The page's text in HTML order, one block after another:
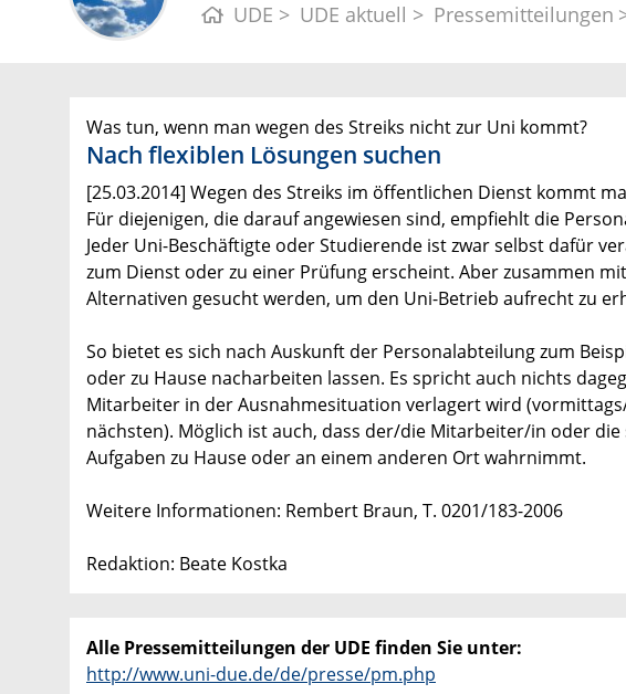
UDE UDE aktuell Pressemitteilungen
Was tun, wenn man wegen des Streiks nicht zur Uni kommt?
Nach flexiblen Lösungen suchen
[25.03.2014] Wegen des Streiks im öffentlichen Dienst kommt
Für diejenigen, die darauf angewiesen sind, empfiehlt die
Jeder Uni-Beschäftigte oder Studierende ist zwar selbst dafür
zum Dienst oder zu einer Prüfung erscheint. Aber zusammen
Alternativen gesucht werden, um den Uni-Betrieb aufrecht zu
So bietet es sich nach Auskunft der Personalabteilung zum
oder zu Hause nacharbeiten lassen. Es spricht auch nichts
Mitarbeiter in der Ausnahmesituation verlagert wird
nächsten). Möglich ist auch, dass der/die Mitarbeiter/in oder
Aufgaben zu Hause oder an einem anderen Ort wahrnimmt.
Weitere Informationen: Rembert Braun, T. 0201/183-2006
Redaktion: Beate Kostka
Alle Pressemitteilungen der UDE finden Sie unter:
http://www.uni-due.de/de/presse/pm.php